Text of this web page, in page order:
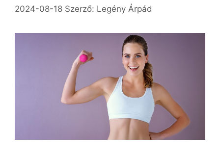
2024-08-18 Szerző: Legény Árpád